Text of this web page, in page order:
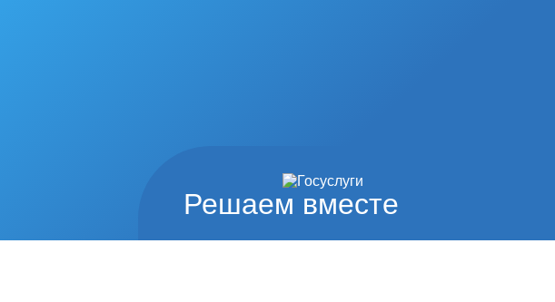
Решаем вместе